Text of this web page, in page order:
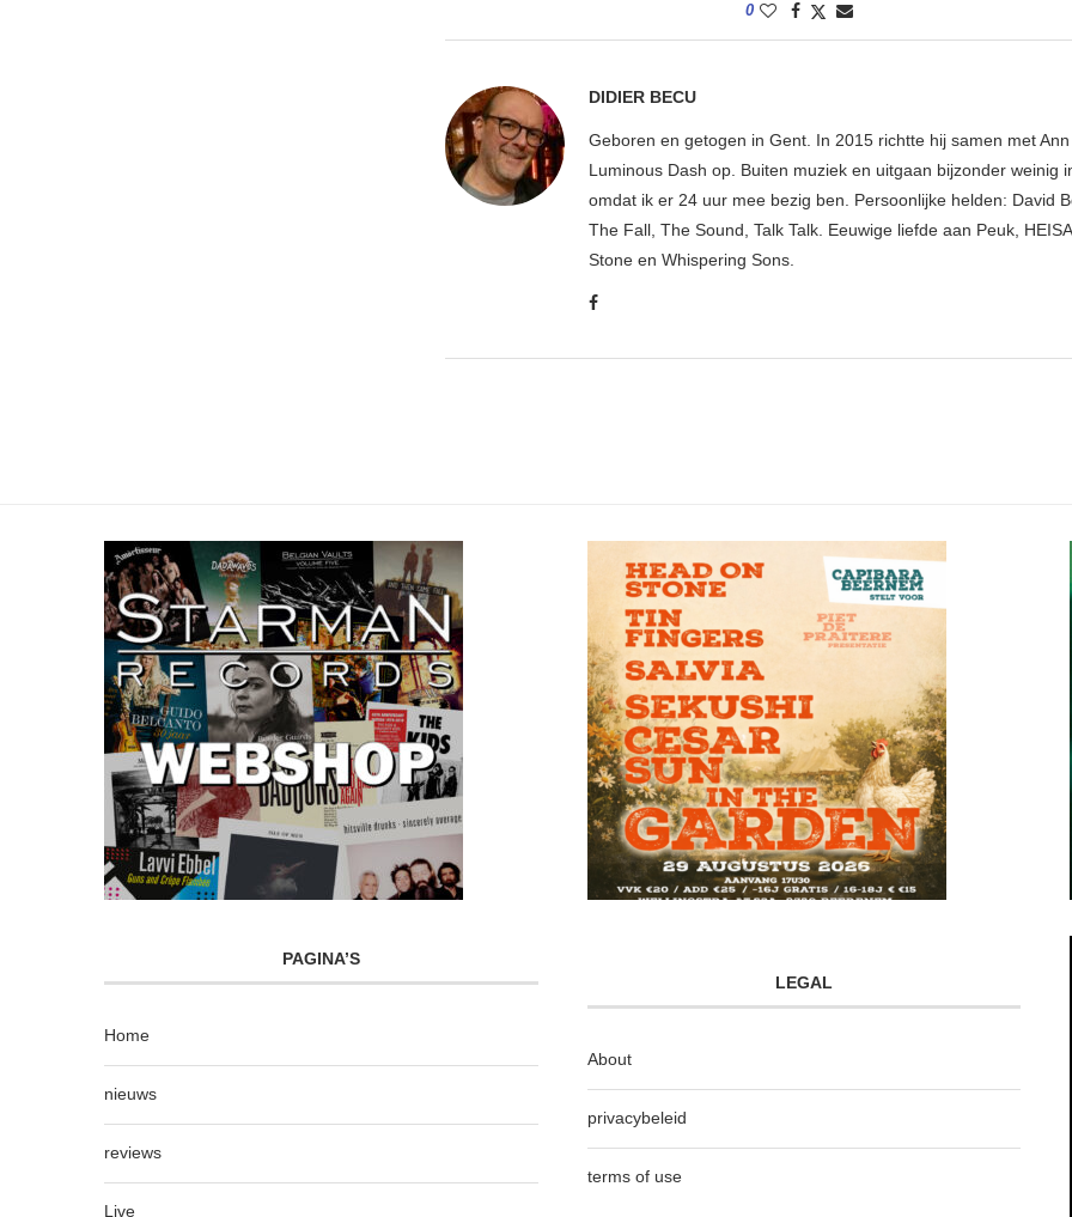
0
DIDIER BECU
Geboren en getogen in Gent. In 2015 richtte hij samen met
Luminous Dash op. Buiten muziek en uitgaan bijzonder weinig
omdat ik er 24 uur mee bezig ben. Persoonlijke helden: David
The Fall, The Sound, Talk Talk. Eeuwige liefde aan Peuk,
Stone en Whispering Sons.
PAGINA’S
Home
nieuws
reviews
Live
LEGAL
About
privacybeleid
terms of use